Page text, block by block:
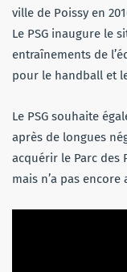
ville de Poissy en
Le PSG inaugure le
entraînements de
pour le handball et
Le PSG souhaite
après de longues
acquérir le Parc des
mais n’a pas